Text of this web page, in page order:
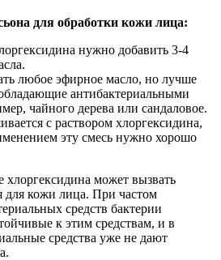
для обработки кожи лица:
нужно добавить 3-4
любое эфирное масло, но лучше
антибактериальными
чайного дерева или сандаловое.
с раствором хлоргексидина,
эту смесь нужно хорошо
может вызвать
для кожи лица. При частом
средств бактерии
к этим средствам, и в
средства уже не дают